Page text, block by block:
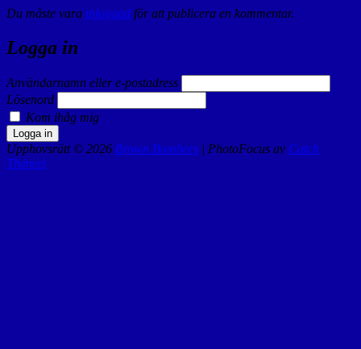
Du måste vara inloggad för att publicera en kommentar.
Logga in
Användarnamn eller e-postadress
Lösenord
Kom ihåg mig
Logga in
Upphovsrätt © 2026 Brown Bombers | PhotoFocus av Catch
Themes